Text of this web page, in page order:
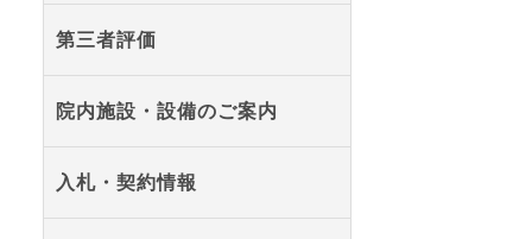
第三者評価
院内施設・設備のご案内
入札・契約情報